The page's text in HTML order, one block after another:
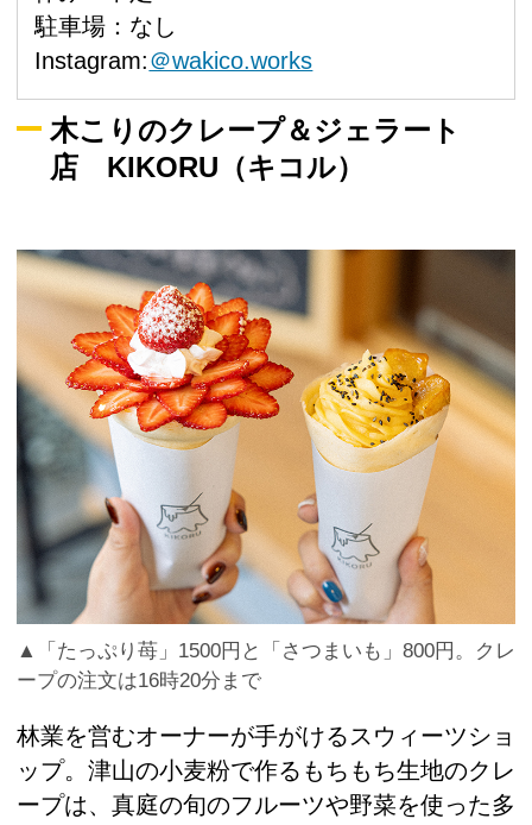
駐車場：なし
Instagram:＠wakico.works
木こりのクレープ＆ジェラート
店 KIKORU（キコル）
▲「たっぷり苺」1500円と「さつまいも」800円。クレ
ープの注文は16時20分まで
林業を営むオーナーが手がけるスウィーツショ
ップ。津山の小麦粉で作るもちもち生地のクレ
ープは、真庭の旬のフルーツや野菜を使った多